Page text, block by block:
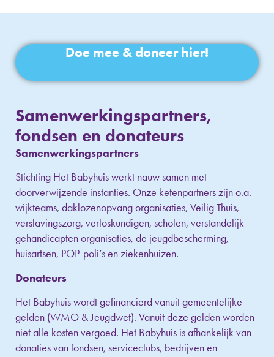
Doe mee & doneer hier!
Samenwerkingspartners,
fondsen en donateurs
Samenwerkingspartners
Stichting Het Babyhuis werkt nauw samen met
doorverwijzende instanties. Onze ketenpartners zijn o.a.
wijkteams, daklozenopvang organisaties, Veilig Thuis,
verslavingszorg, verloskundigen, scholen, verstandelijk
gehandicapten organisaties, de jeugdbescherming,
huisartsen, POP-poli’s en ziekenhuizen.
Donateurs
Het Babyhuis wordt gefinancierd vanuit gemeentelijke
gelden (WMO & Jeugdwet). Vanuit deze gelden worden
niet alle kosten vergoed. Het Babyhuis is afhankelijk van
donaties van fondsen, serviceclubs, bedrijven en